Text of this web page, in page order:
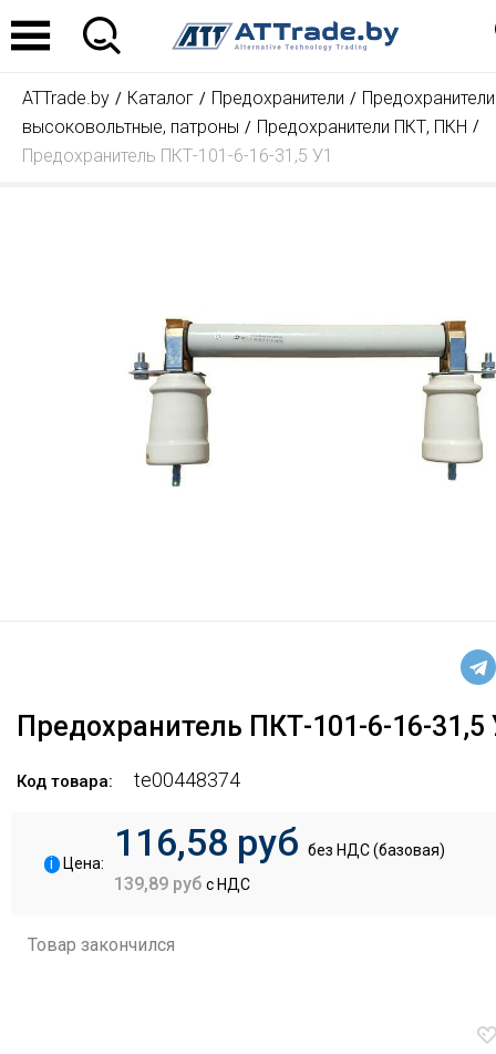
ATTrade.by Каталог Предохранители
Предохранители
высоковольтные, патроны
Предохранители ПКТ, ПКН
Предохранитель ПКТ-101-6-16-31,5 У1
Предохранитель ПКТ-101-6-16-31,5
Код товара: te00448374
i Цена: 116,58 руб без НДС (базовая)
139,89 руб с НДС
Товар закончился